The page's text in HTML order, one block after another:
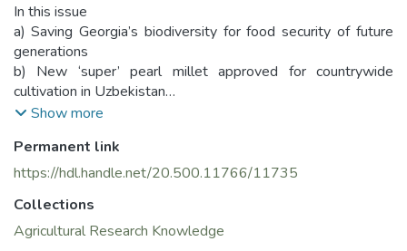
In this issue
a) Saving Georgia’s biodiversity for food security of future
generations
b) New ‘super’ pearl millet approved for countrywide
cultivation in Uzbekistan
c) Changing face of agriculture in northern Tajikistan
e) Learning to grow more with less in Central Asia
f) Joining forces against stripe rust, global threat to wheat
a) Сохранение биоразнообразия в Грузии для
Show more
Permanent link
https://hdl.handle.net/20.500.11766/11735
Collections
Agricultural Research Knowledge